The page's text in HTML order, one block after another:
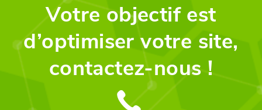
Votre objectif est
d’optimiser votre site,
contactez-nous !